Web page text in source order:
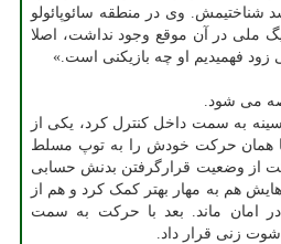
شناختیمش. وی در منطقه سائوپائولو
ملی در آن موقع وجود نداشت، اصلا
زود فهمیدیم او چه بازیکنی است.»
می شود.
سینه به سمت داخل کنترل کرد، یکی از
همان حرکت خودش را به توپ مسلط
از وضعیت قرارگرفتن بدنش حسابی
هم به مهار بهتر کمک کرد و هم از
امان ماند. بعد با حرکت به سمت
زنی قرار داد.